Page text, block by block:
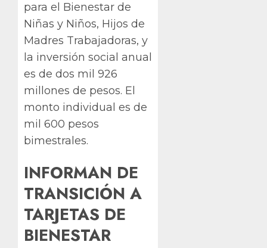
para el Bienestar de
Niñas y Niños, Hijos de
Madres Trabajadoras, y
la inversión social anual
es de dos mil 926
millones de pesos. El
monto individual es de
mil 600 pesos
bimestrales.
INFORMAN DE
TRANSICIÓN A
TARJETAS DE
BIENESTAR